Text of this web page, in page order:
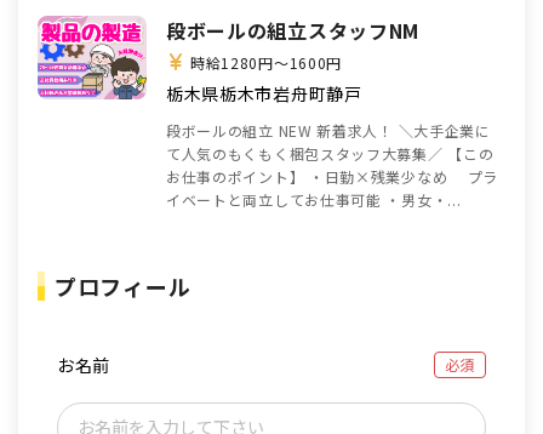
段ボールの組立スタッフNM
時給1280円～1600円
栃木県栃木市岩舟町静戸
段ボールの組立 NEW 新着求人！ ＼大手企業に
て人気のもくもく梱包スタッフ大募集／ 【この
お仕事のポイント】 ・日勤×残業少なめ プラ
イベートと両立してお仕事可能 ・男女・...
プロフィール
お名前 必須